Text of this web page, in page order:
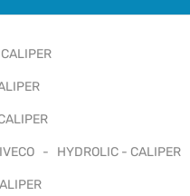
- HYDROLIC - CALIPER